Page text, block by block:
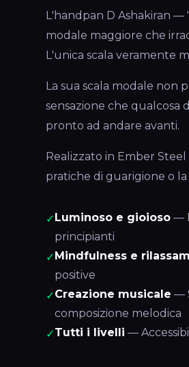
L'handpan D Ashakiran
modale maggiore che
L'unica scala veramente
La sua scala modale non
sensazione che qualcosa
pronto ad andare avanti.
Realizzato in Ember
pratiche di guarigione o
✓ Luminoso e gioioso —
principianti
✓ Mindfulness e
positive
✓Creazione musicale —
composizione melodica
✓Tutti i livelli —